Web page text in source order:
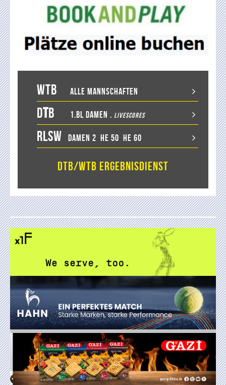
WTB Alle Mannschaften
DTB 1.BL Damen . LiveScores
RLSW Damen 2 He 50 He 60
DTB/WTB Ergebnisdienst